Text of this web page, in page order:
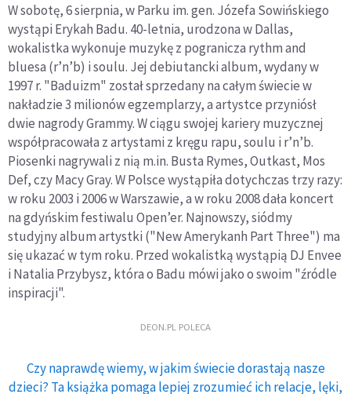
W sobotę, 6 sierpnia, w Parku im. gen. Józefa Sowińskiego
wystąpi Erykah Badu. 40-letnia, urodzona w Dallas,
wokalistka wykonuje muzykę z pogranicza rythm and
bluesa (r’n’b) i soulu. Jej debiutancki album, wydany w
1997 r. "Baduizm" został sprzedany na całym świecie w
nakładzie 3 milionów egzemplarzy, a artystce przyniósł
dwie nagrody Grammy. W ciągu swojej kariery muzycznej
współpracowała z artystami z kręgu rapu, soulu i r’n’b.
Piosenki nagrywali z nią m.in. Busta Rymes, Outkast, Mos
Def, czy Macy Gray. W Polsce wystąpiła dotychczas trzy razy:
w roku 2003 i 2006 w Warszawie, a w roku 2008 dała koncert
na gdyńskim festiwalu Open’er. Najnowszy, siódmy
studyjny album artystki ("New Amerykanh Part Three") ma
się ukazać w tym roku. Przed wokalistką wystąpią DJ Envee
i Natalia Przybysz, która o Badu mówi jako o swoim "źródle
inspiracji".
DEON.PL POLECA
Czy naprawdę wiemy, w jakim świecie dorastają nasze
dzieci? Ta książka pomaga lepiej zrozumieć ich relacje, lęki,